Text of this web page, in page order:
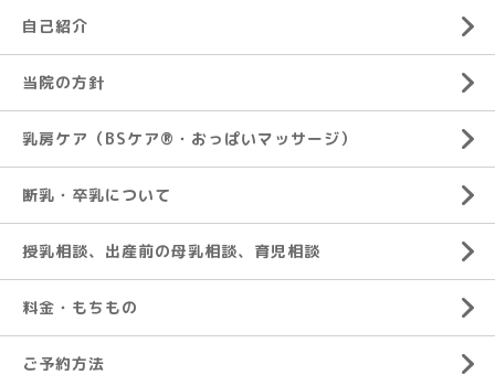
自己紹介
当院の方針
乳房ケア（BSケア®︎・おっぱいマッサージ）
断乳・卒乳について
授乳相談、出産前の母乳相談、育児相談
料金・もちもの
ご予約方法